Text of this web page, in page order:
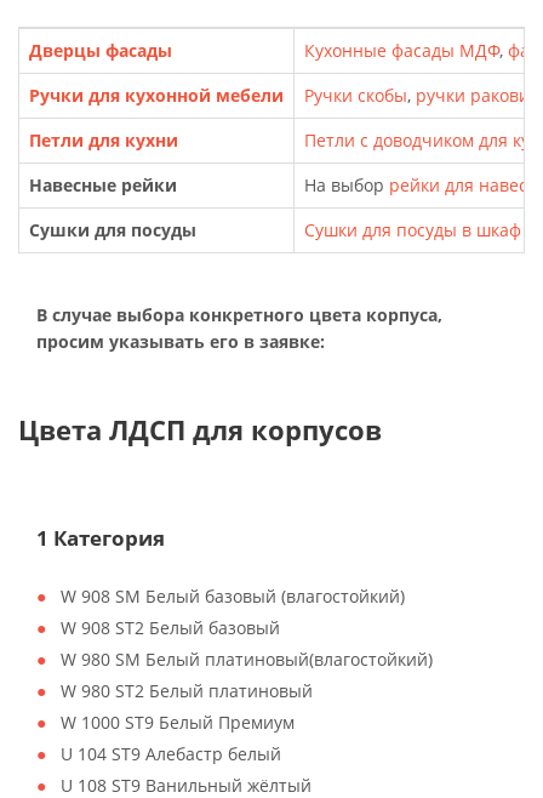
Дверцы фасады Кухонные фасады МДФ,
Ручки для кухонной мебели
Ручки скобы, ручки
Петли для кухни
Петли с доводчиком для
Навесные рейки
На выбор рейки для
Сушки для посуды
Сушки для посуды в шкаф
В случае выбора конкретного цвета корпуса,
просим указывать его в заявке:
Цвета ЛДСП для корпусов
1 Категория
W 908 SM Белый базовый (влагостойкий)
W 908 ST2 Белый базовый
W 980 SM Белый платиновый(влагостойкий)
W 980 ST2 Белый платиновый
W 1000 ST9 Белый Премиум
U 104 ST9 Алебастр белый
U 108 ST9 Ванильный жёлтый